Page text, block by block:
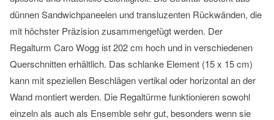
dünnen Sandwichpaneelen und transluzenten Rückwänden, die
mit höchster Präzision zusammengefügt werden. Der
Regalturm Caro Wogg ist 202 cm hoch und in verschiedenen
Querschnitten erhältlich. Das schlanke Element (15 x 15 cm)
kann mit speziellen Beschlägen vertikal oder horizontal an der
Wand montiert werden. Die Regaltürme funktionieren sowohl
einzeln als auch als Ensemble sehr gut, besonders wenn sie